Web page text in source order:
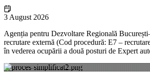
3 August 2026
Agenția pentru Dezvoltare Regională
recrutare externă (Cod procedură: E7 –
în vederea ocupării a două posturi de Expert